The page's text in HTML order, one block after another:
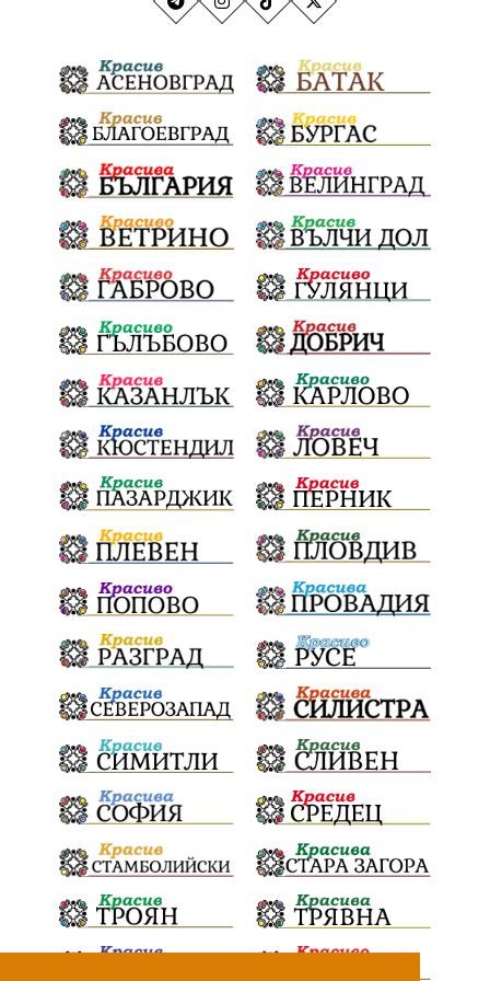
"Аз вярвам и помагам“
благотворителна инициатива
Електронният прием започва Дънката
Ще има ли присъда Ден на отворените врати
стопанство „Храна от село“ Карола Карова
„Отваряне на града към морето“
Негодна за пиене вода във Варненско
цялостно обновяване Музеъ на мозайките
и прилежащия парк в Девня
Гражданска инициатива „Парад на гордостта“
по спортна гимнастика 2026 Православие
Паралел България и Унгария полет в Космоса
българин в Космоса майор Георги Иванов
Добри новини за Белослав
новия ферибот вече е готов Нов етап
неонатален скрининг Априлското въстание
150 години Великденски крос
децата на Варна на 18 април